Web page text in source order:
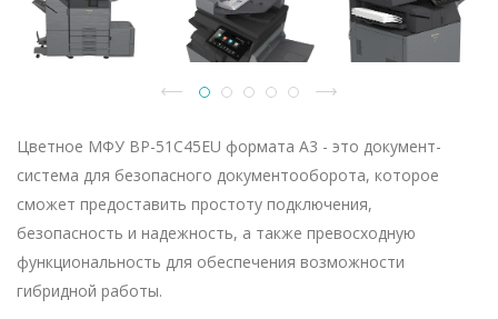
Цветное МФУ BP-51C45EU формата A3 - это документ-
система для безопасного документооборота, которое
сможет предоставить простоту подключения,
безопасность и надежность, а также превосходную
функциональность для обеспечения возможности
гибридной работы.